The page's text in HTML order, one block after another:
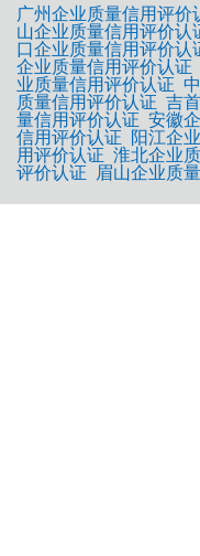
广州企业质量信用评价
山企业质量信用评价认
口企业质量信用评价认
企业质量信用评价认证
业质量信用评价认证
质量信用评价认证 吉
量信用评价认证 安徽
信用评价认证
阳江企
用评价认证 淮北企业
评价认证
眉山企业质